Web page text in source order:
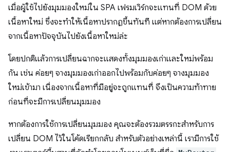
เมื่อผู้ใช้ไปยังมุมมองใหม่ใน SPA เฟรมเวิร์กจะแทนที่ DOM ด้วย
เนื้อหาใหม่ ซึ่งจะทำให้เนื้อหาปรากฏขึ้นทันที แต่หากต้องการเปลี่ยน
จากเนื้อหาปัจจุบันไปยังเนื้อหาใหม่ล่ะ
โดยปกติแล้วการเปลี่ยนฉากจะแสดงทั้งมุมมองเก่าและใหม่พร้อม
กัน เช่น ค่อยๆ จางมุมมองเก่าออกไปพร้อมกับค่อยๆ จางมุมมอง
ใหม่เข้ามา เนื่องจากเนื้อหาที่มีอยู่จะถูกแทนที่ จึงเป็นความท้าทาย
ก่อนที่จะมีการเปลี่ยนมุมมอง
หากต้องการใช้การเปลี่ยนมุมมอง คุณจะต้องรวมตรรกะสำหรับการ
เปลี่ยน DOM ไว้ในโค้ดเรียกกลับ สำหรับตัวอย่างเหล่านี้ เรามีการใช้